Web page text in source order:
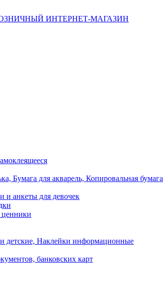
ИНТЕРНЕТ-МАГАЗИН
Бумага для акварель, Копировальная бумага
и анкеты для девочек
детские, Наклейки информационные
банковских карт